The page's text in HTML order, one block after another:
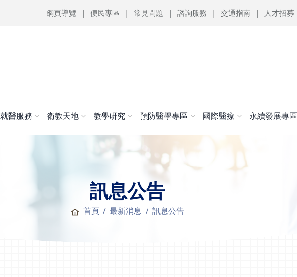
網頁導覽 便民專區 常見問題 諮詢服務 交通指南 人才招募
就醫服務 衛教天地 教學研究 預防醫學專區 國際醫療 永續發展專區
訊息公告
首頁 最新消息 訊息公告